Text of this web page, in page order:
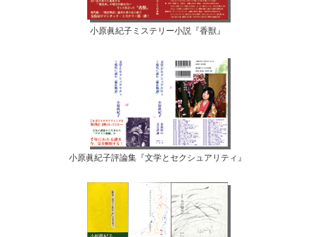
小原眞紀子ミステリー小説『香獣』
小原眞紀子評論集『文学とセクシュアリティ』